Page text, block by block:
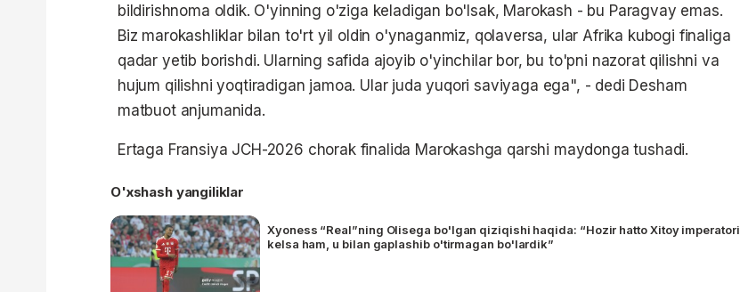
bildirishnoma oldik. O'yinning o'ziga keladigan bo'lsak, Marokash - bu Paragvay emas.
Biz marokashliklar bilan to'rt yil oldin o'ynaganmiz, qolaversa, ular Afrika kubogi finaliga
qadar yetib borishdi. Ularning safida ajoyib o'yinchilar bor, bu to'pni nazorat qilishni va
hujum qilishni yoqtiradigan jamoa. Ular juda yuqori saviyaga ega", - dedi Desham
matbuot anjumanida.
Ertaga Fransiya JCH-2026 chorak finalida Marokashga qarshi maydonga tushadi.
O'xshash yangiliklar
Xyoness “Real”ning Olisega bo'lgan qiziqishi haqida: “Hozir hatto Xitoy imperatori
kelsa ham, u bilan gaplashib o'tirmagan bo'lardik”